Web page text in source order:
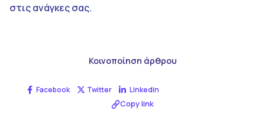
στις ανάγκες σας.
Κοινοποίηση άρθρου
Facebook Twitter Linkedin
Copy link